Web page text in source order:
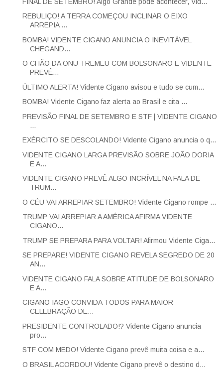
REBULIÇO! A TERRA COMEÇOU INCLINAR O EIXO
ARREPIA ...
BOMBA! VIDENTE CIGANO ANUNCIA O INEVITÁVEL
CHEGAND...
O CHÃO DA ONU TREMEU COM BOLSONARO E VIDENTE
PREVÊ...
ÚLTIMO ALERTA! Vidente Cigano avisou e tudo se cum...
BOMBA! Vidente Cigano faz alerta ao Brasil e cita ...
PREVISÃO FINAL DE SETEMBRO E STF | VIDENTE CIGANO
...
EXÉRCITO SE DESCOLANDO! Vidente Cigano anuncia o q...
VIDENTE CIGANO LARGA PREVISÃO SOBRE JOÃO DORIA
E A...
VIDENTE CIGANO PREVÊ ALGO INCRÍVEL NA FALA DE
TRUM...
O CÉU VAI ARREPIAR SETEMBRO! Vidente Cigano rompe ...
TRUMP VAI ARREPIAR A AMÉRICA AFIRMA VIDENTE
CIGANO...
TRUMP SE PREPARA PARA VOLTAR! Afirmou Vidente Ciga...
SE PREPARE! VIDENTE CIGANO REVELA SEGREDO DE 20
AN...
VIDENTE CIGANO FALA SOBRE ATITUDE DE BOLSONARO
E A...
CIGANO IAGO CONVIDA TODOS PARA MAIOR
CELEBRAÇÃO DE...
PRESIDENTE CONTROLADO!? Vidente Cigano anuncia
pro...
STF COM MEDO! Vidente Cigano prevê muita coisa e a...
O BRASIL ACORDOU! Vidente Cigano prevê o destino d...